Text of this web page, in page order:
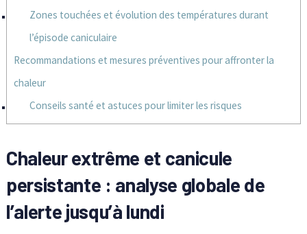
Zones touchées et évolution des températures durant
l’épisode caniculaire
Recommandations et mesures préventives pour affronter la
chaleur
Conseils santé et astuces pour limiter les risques
Chaleur extrême et canicule
persistante : analyse globale de
l’alerte jusqu’à lundi